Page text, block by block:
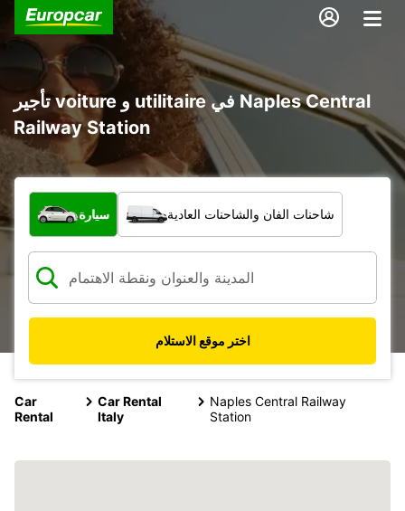
تأجير voiture و utilitaire في Naples Central
Railway Station
ما نوع المركبة؟
سيارة شاحنات الفان والشاحنات العادية
اختر موقع الاستلام
Car
Rental
Car Rental
Italy
Naples Central Railway
Station